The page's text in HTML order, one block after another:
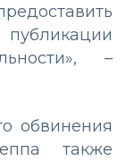
–
обвинения
также